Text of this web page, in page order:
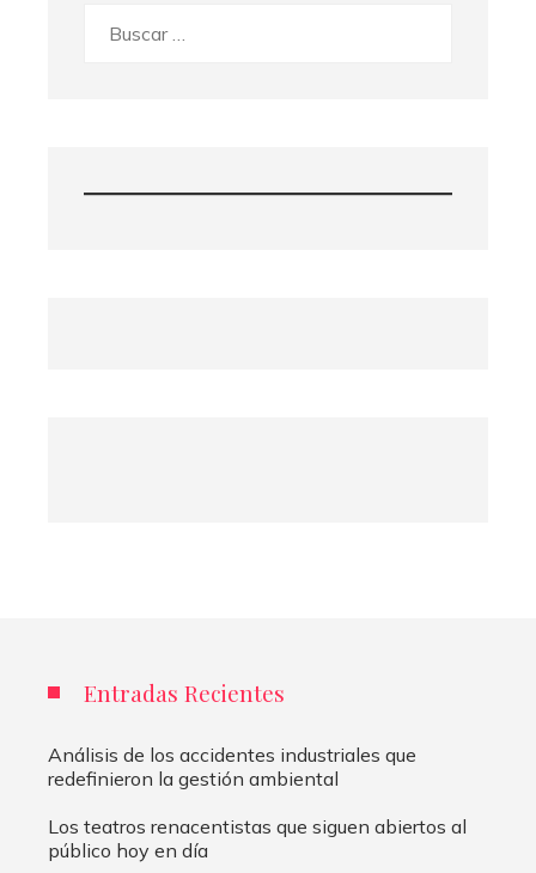
Entradas Recientes
Análisis de los accidentes industriales que
redefinieron la gestión ambiental
Los teatros renacentistas que siguen abiertos al
público hoy en día